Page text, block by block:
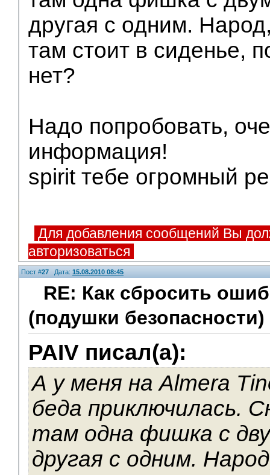
другая с одним.
там стоит в сиденье,
нет?
Надо попробовать,
информация!
spirit тебе огромный
Для добавления сообщений Вы
авторизоваться
Пост #27 Дата: 15.08.2010 08:45
RE: Как сбросить
(подушки безопасности)
PAIV писал(а):
А у меня на Almera
беда приключилась.
там одна фишка с
другая с одним.